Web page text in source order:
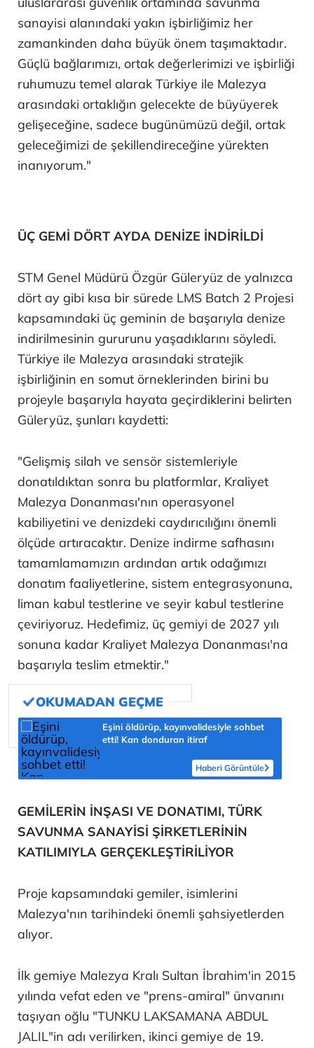
sanayisi alanındaki yakın işbirliğimiz her
zamankinden daha büyük önem taşımaktadır.
Güçlü bağlarımızı, ortak değerlerimizi ve işbirliği
ruhumuzu temel alarak Türkiye ile Malezya
arasındaki ortaklığın gelecekte de büyüyerek
gelişeceğine, sadece bugünümüzü değil, ortak
geleceğimizi de şekillendireceğine yürekten
inanıyorum."
ÜÇ GEMİ DÖRT AYDA DENİZE İNDİRİLDİ
STM Genel Müdürü Özgür Güleryüz de yalnızca
dört ay gibi kısa bir sürede LMS Batch 2 Projesi
kapsamındaki üç geminin de başarıyla denize
indirilmesinin gururunu yaşadıklarını söyledi.
Türkiye ile Malezya arasındaki stratejik
işbirliğinin en somut örneklerinden birini bu
projeyle başarıyla hayata geçirdiklerini belirten
Güleryüz, şunları kaydetti:
"Gelişmiş silah ve sensör sistemleriyle
donatıldıktan sonra bu platformlar, Kraliyet
Malezya Donanması'nın operasyonel
kabiliyetini ve denizdeki caydırıcılığını önemli
ölçüde artıracaktır. Denize indirme safhasını
tamamlamamızın ardından artık odağımızı
donatım faaliyetlerine, sistem entegrasyonuna,
liman kabul testlerine ve seyir kabul testlerine
çeviriyoruz. Hedefimiz, üç gemiyi de 2027 yılı
sonuna kadar Kraliyet Malezya Donanması'na
başarıyla teslim etmektir."
Eşini öldürüp, kayınvalidesiyle sohbet
etti! Kan donduran itiraf
Haberi Görüntüle
GEMİLERİN İNŞASI VE DONATIMI, TÜRK
SAVUNMA SANAYİSİ ŞİRKETLERİNİN
KATILIMIYLA GERÇEKLEŞTİRİLİYOR
Proje kapsamındaki gemiler, isimlerini
Malezya'nın tarihindeki önemli şahsiyetlerden
alıyor.
İlk gemiye Malezya Kralı Sultan İbrahim'in 2015
yılında vefat eden ve "prens-amiral" ünvanını
taşıyan oğlu "TUNKU LAKSAMANA ABDUL
JALIL"in adı verilirken, ikinci gemiye de 19.